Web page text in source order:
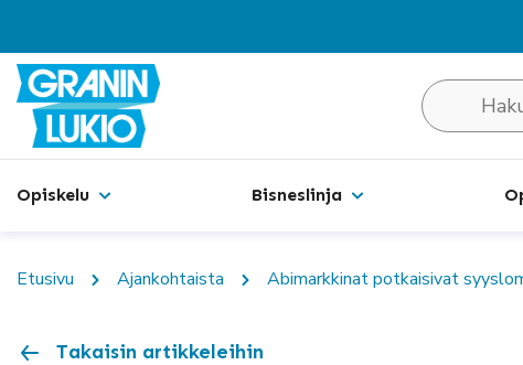
Hakusivu
Opiskelu Bisneslinja
Etusivu Ajankohtaista Abimarkkinat potkaisivat
Takaisin artikkeleihin